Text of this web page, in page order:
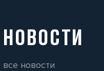
НОВОСТИ
все новости